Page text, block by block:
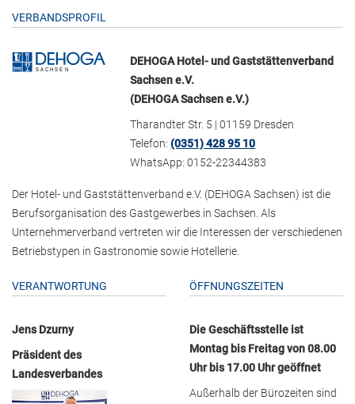
VERBANDSPROFIL
DEHOGA Hotel- und Gaststättenverband
Sachsen e.V.
(DEHOGA Sachsen e.V.)
Tharandter Str. 5 | 01159 Dresden
Telefon:(0351) 428 95 10
WhatsApp: 0152-22344383
Der Hotel- und Gaststättenverband e.V. (DEHOGA Sachsen) ist die
Berufsorganisation des Gastgewerbes in Sachsen. Als
Unternehmerverband vertreten wir die Interessen der verschiedenen
Betriebstypen in Gastronomie sowie Hotellerie.
VERANTWORTUNG
Jens Dzurny
Präsident des
Landesverbandes
ÖFFNUNGSZEITEN
Die Geschäftsstelle ist
Montag bis Freitag von 08.00
Uhr bis 17.00 Uhr geöffnet
Außerhalb der Bürozeiten sind